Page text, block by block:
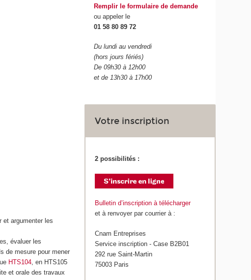
et argumenter les
évaluer les
de mesure pour mener
HTS104, en HTS105
et orale des travaux
Remplir le formulaire de demande
ou appeler le
01 58 80 89 72
Du lundi au vendredi
(hors jours fériés)
De 09h30 à 12h00
et de 13h30 à 17h00
Votre inscription
2 possibilités :
Bulletin d’inscription à télécharger
et à renvoyer par courrier à :
Cnam Entreprises
Service inscription - Case B2B01
292 rue Saint-Martin
75003 Paris